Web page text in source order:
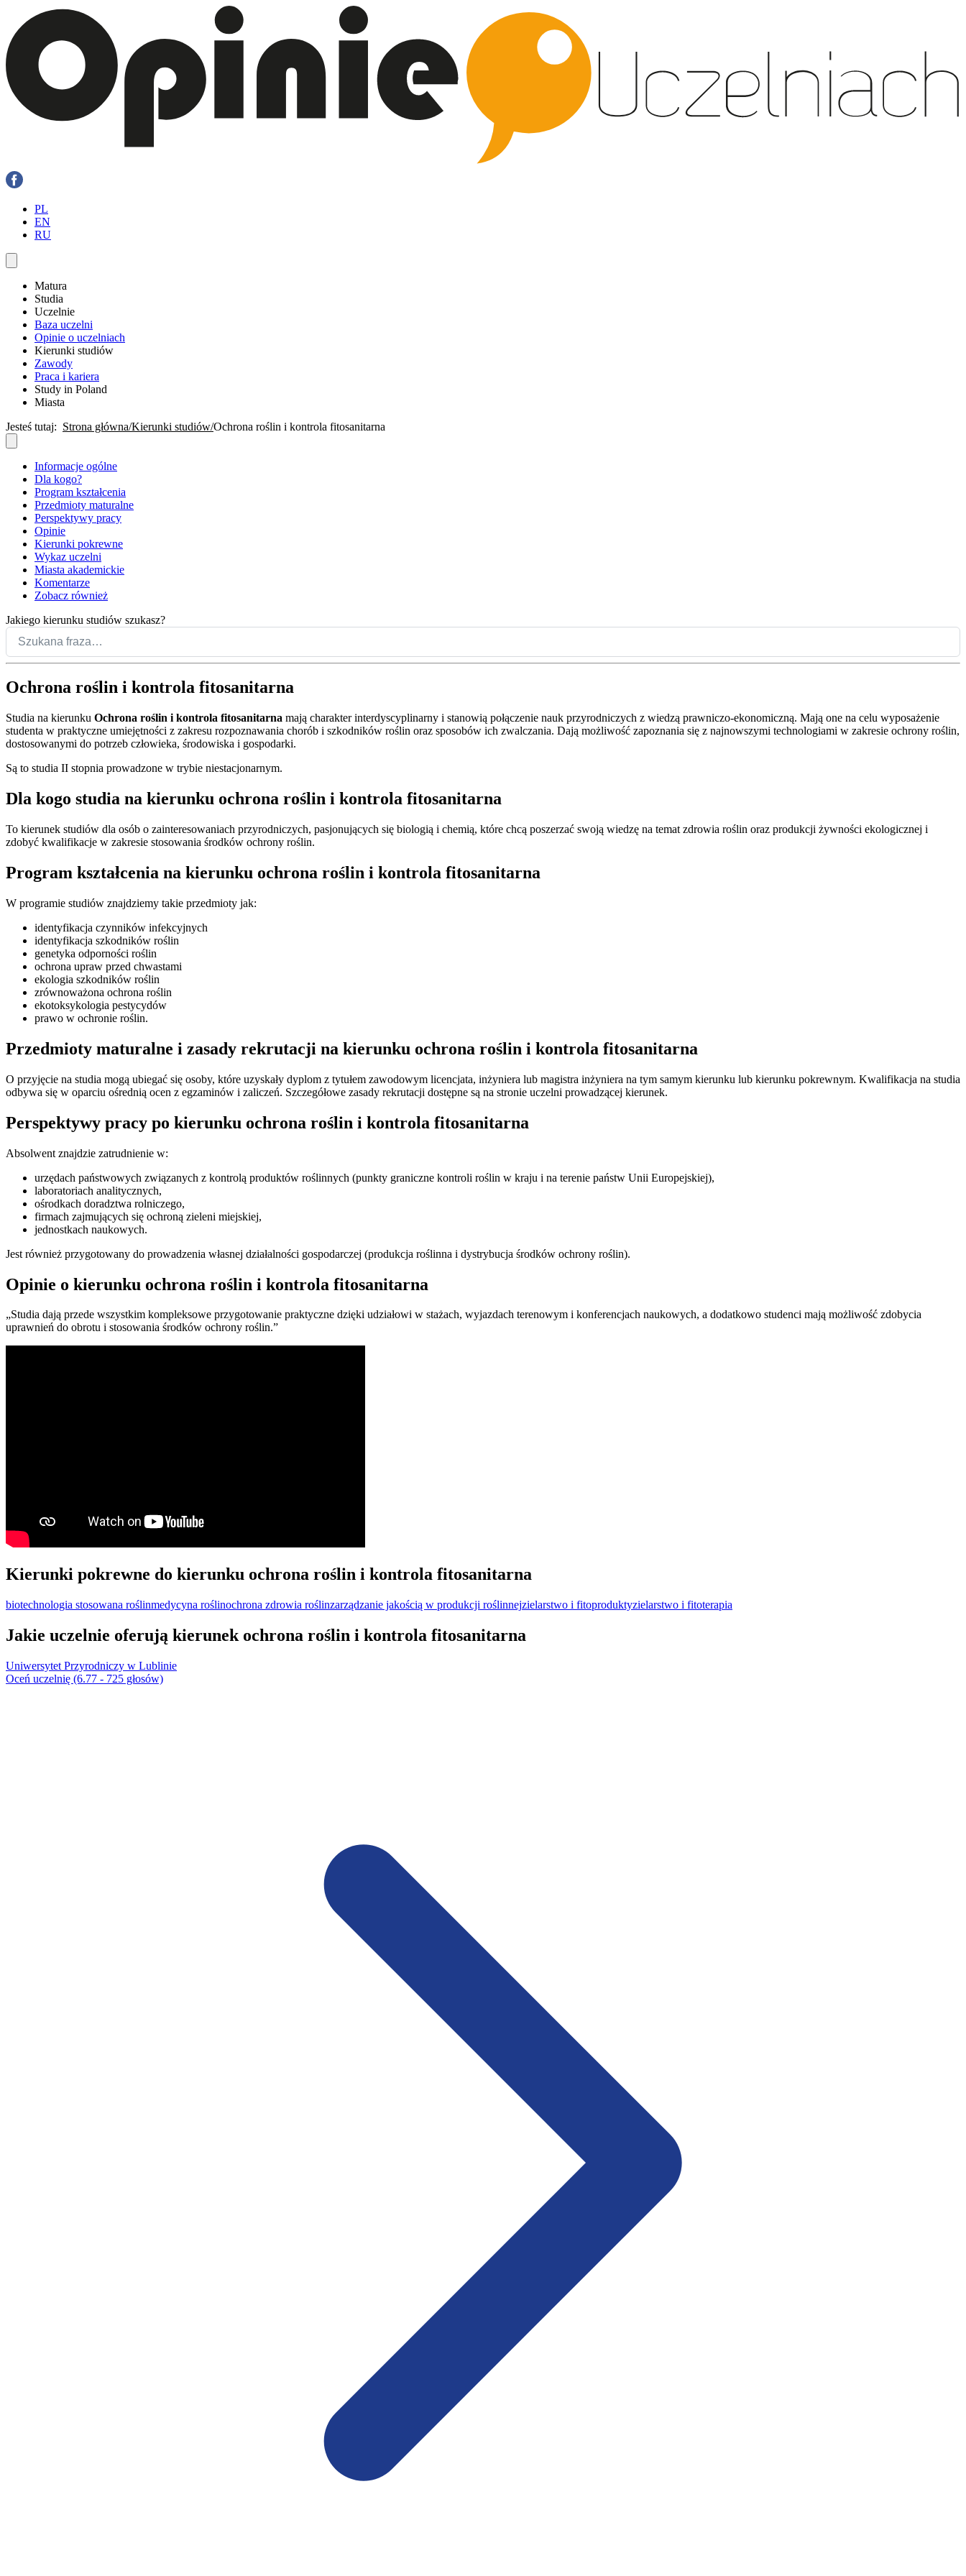
PL
EN
RU
Matura
Studia
Uczelnie
Baza uczelni
Opinie o uczelniach
Kierunki studiów
Zawody
Praca i kariera
Study in Poland
Miasta
Jesteś tutaj: Strona główna Kierunki studiów Ochrona roślin i kontrola fitosanitarna
Informacje ogólne
Dla kogo?
Program kształcenia
Przedmioty maturalne
Perspektywy pracy
Opinie
Kierunki pokrewne
Wykaz uczelni
Miasta akademickie
Komentarze
Zobacz również
Jakiego kierunku studiów szukasz?
Ochrona roślin i kontrola fitosanitarna
Studia na kierunku Ochrona roślin i kontrola fitosanitarna mają charakter interdyscyplinarny i stanowią połączenie nauk przyrodniczych z wiedzą prawniczo-ekonomiczną. Mają one na celu wyposażenie
studenta w praktyczne umiejętności z zakresu rozpoznawania chorób i szkodników roślin oraz sposobów ich zwalczania. Dają możliwość zapoznania się z najnowszymi technologiami w zakresie ochrony roślin,
dostosowanymi do potrzeb człowieka, środowiska i gospodarki.
Są to studia II stopnia prowadzone w trybie niestacjonarnym.
Dla kogo studia na kierunku ochrona roślin i kontrola fitosanitarna
To kierunek studiów dla osób o zainteresowaniach przyrodniczych, pasjonujących się biologią i chemią, które chcą poszerzać swoją wiedzę na temat zdrowia roślin oraz produkcji żywności ekologicznej i
zdobyć kwalifikacje w zakresie stosowania środków ochrony roślin.
Program kształcenia na kierunku ochrona roślin i kontrola fitosanitarna
W programie studiów znajdziemy takie przedmioty jak:
identyfikacja czynników infekcyjnych
identyfikacja szkodników roślin
genetyka odporności roślin
ochrona upraw przed chwastami
ekologia szkodników roślin
zrównoważona ochrona roślin
ekotoksykologia pestycydów
prawo w ochronie roślin.
Przedmioty maturalne i zasady rekrutacji na kierunku ochrona roślin i kontrola fitosanitarna
O przyjęcie na studia mogą ubiegać się osoby, które uzyskały dyplom z tytułem zawodowym licencjata, inżyniera lub magistra inżyniera na tym samym kierunku lub kierunku pokrewnym. Kwalifikacja na studia
odbywa się w oparciu ośrednią ocen z egzaminów i zaliczeń. Szczegółowe zasady rekrutacji dostępne są na stronie uczelni prowadzącej kierunek.
Perspektywy pracy po kierunku ochrona roślin i kontrola fitosanitarna
Absolwent znajdzie zatrudnienie w:
urzędach państwowych związanych z kontrolą produktów roślinnych (punkty graniczne kontroli roślin w kraju i na terenie państw Unii Europejskiej),
laboratoriach analitycznych,
ośrodkach doradztwa rolniczego,
firmach zajmujących się ochroną zieleni miejskiej,
jednostkach naukowych.
Jest również przygotowany do prowadzenia własnej działalności gospodarczej (produkcja roślinna i dystrybucja środków ochrony roślin).
Opinie o kierunku ochrona roślin i kontrola fitosanitarna
„Studia dają przede wszystkim kompleksowe przygotowanie praktyczne dzięki udziałowi w stażach, wyjazdach terenowym i konferencjach naukowych, a dodatkowo studenci mają możliwość zdobycia
uprawnień do obrotu i stosowania środków ochrony roślin.”
Kierunki pokrewne do kierunku ochrona roślin i kontrola fitosanitarna
biotechnologia stosowana roślinmedycyna roślinochrona zdrowia roślinzarządzanie jakością w produkcji roślinnejzielarstwo i fitoproduktyzielarstwo i fitoterapia
Jakie uczelnie oferują kierunek ochrona roślin i kontrola fitosanitarna
Uniwersytet Przyrodniczy w Lublinie
Oceń uczelnię (6.77 - 725 głosów)